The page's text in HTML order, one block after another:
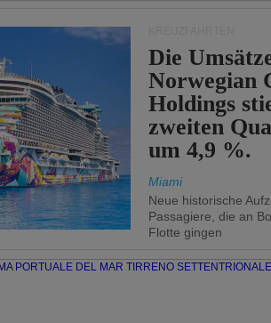
Die
Norwegian
Holdings
zweiten
um 4,9 %.
Miami
Neue historische
Passagiere, die an
Flotte gingen